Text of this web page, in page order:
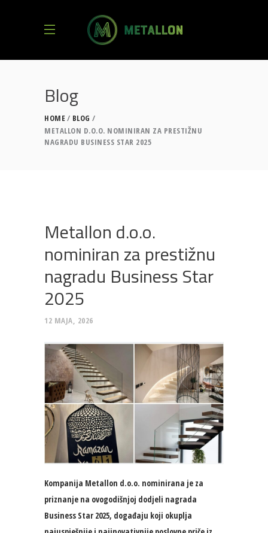
Blog
HOME
BLOG
METALLON D.O.O. NOMINIRAN ZA PRESTIŽNU
NAGRADU BUSINESS STAR 2025
Metallon d.o.o.
nominiran za prestižnu
nagradu Business Star
2025
12 MAJA, 2026
Kompanija Metallon d.o.o. nominirana je za
priznanje na ovogodišnjoj dodjeli nagrada
Business Star 2025, događaju koji okuplja